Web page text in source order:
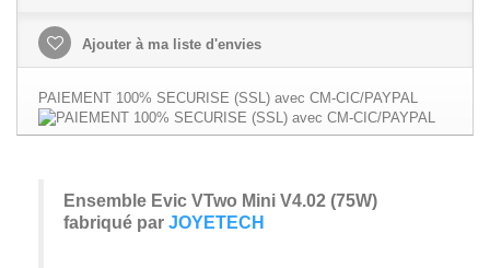
Ajouter à ma liste d'envies
PAIEMENT 100% SECURISE (SSL) avec CM-CIC/PAYPAL
Ensemble Evic VTwo Mini V4.02 (75W)
fabriqué par JOYETECH